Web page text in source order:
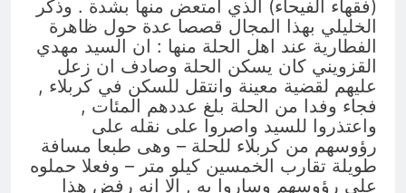
(فقهاء الفيحاء) الذي امتعض منها بشدة . وذكر
الخليلي بهذا المجال قصصا عدة حول ظاهرة
الفطارية عند اهل الحلة منها : ان السيد مهدي
القزويني كان يسكن الحلة وصادف ان زعل
عليهم لقضية معينة وانتقل للسكن في كربلاء ,
فجاء وفدا من الحلة بلغ عددهم المئات ,
واعتذروا للسيد واصروا على نقله على
رؤوسهم من كربلاء للحلة – وهى طبعا مسافة
طويلة تقارب الخمسين كيلو متر – وفعلا حملوه
على رؤوسهم وساروا به , الا انه رفض هذا